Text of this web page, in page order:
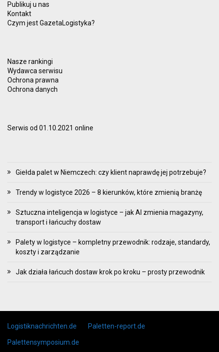
Publikuj u nas
Kontakt
Czym jest GazetaLogistyka?
Nasze rankingi
Wydawca serwisu
Ochrona prawna
Ochrona danych
Serwis od 01.10.2021 online
Giełda palet w Niemczech: czy klient naprawdę jej potrzebuje?
Trendy w logistyce 2026 – 8 kierunków, które zmienią branżę
Sztuczna inteligencja w logistyce – jak AI zmienia magazyny,
transport i łańcuchy dostaw
Palety w logistyce – kompletny przewodnik: rodzaje, standardy,
koszty i zarządzanie
Jak działa łańcuch dostaw krok po kroku – prosty przewodnik
Skip to content
Logistiknachrichten.de Paletten-report.de
Palettensymposium.de